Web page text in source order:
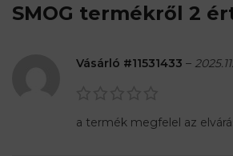
SMOG termékről 2
Vásárló #11531433 –
a termék megfelel az